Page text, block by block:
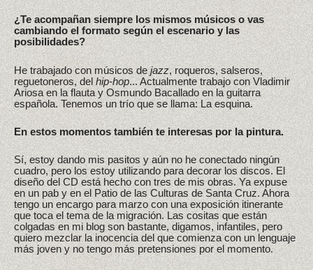
¿Te acompañan siempre los mismos músicos o vas
cambiando el formato según el escenario y las
posibilidades?
He trabajado con músicos dejazz, roqueros, salseros,
reguetoneros, delhip-hop... Actualmente trabajo con Vladimir
Ariosa en la flauta y Osmundo Bacallado en la guitarra
española. Tenemos un trío que se llama: La esquina.
En estos momentos también te interesas por la pintura.
Sí, estoy dando mis pasitos y aún no he conectado ningún
cuadro, pero los estoy utilizando para decorar los discos. El
diseño del CD está hecho con tres de mis obras. Ya expuse
en un pab y en el Patio de las Culturas de Santa Cruz. Ahora
tengo un encargo para marzo con una exposición itinerante
que toca el tema de la migración. Las cositas que están
colgadas en mi blog son bastante, digamos, infantiles, pero
quiero mezclar la inocencia del que comienza con un lenguaje
más joven y no tengo más pretensiones por el momento.